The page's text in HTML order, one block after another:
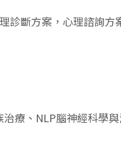
診斷方案，心理諮詢方
療、NLP腦神經科學